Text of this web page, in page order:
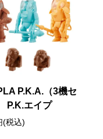
P.K.A.（3機セ
P.K.エイプ
(税込)